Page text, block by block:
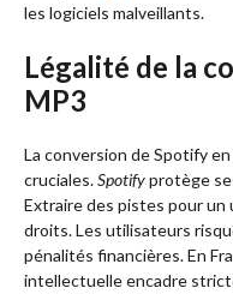
les logiciels malveillants.
Légalité de la
MP3
La conversion de Spotify
cruciales.Spotifyprotège
Extraire des pistes pour
droits. Les utilisateurs
pénalités financières. En
intellectuelle encadre